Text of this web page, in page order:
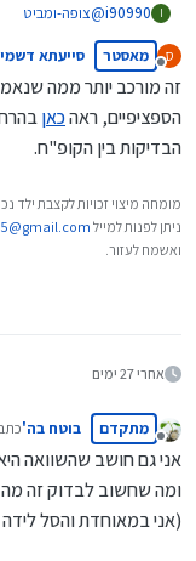
I
i90990
@צופה-ומביט
כן.. אבל שאתה
יש עומס ואין
משנה...
זה שובר
ס
מנותק
מאסטר סייעתא
זה מורכב יותר ממה
הספציפיים, ראהכאן
הבדיקות בין הקופ"ח.
מומחה מיצוי זכויות לקצבת ילד
ניתן לפנות למייל
ואשמח לעזור.
אחרי 27 ימים
מנותק
מתקדם בוטח בה'
אני גם חושב שהשוואה
ומה שחשוב לבדוק זה מה
(אני במאוחדת והסל